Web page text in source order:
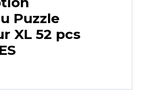
Puzzle
XL 52 pcs